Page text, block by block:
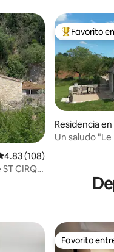
huéspedes
promedio: 4.83
4.83 (108)
De los
Favorito
Residencia
Un saludo
huéspedes Favorito
Favorito